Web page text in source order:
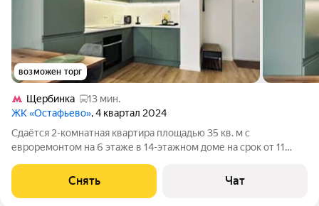
возможен торг
Щербинка
13 мин.
ЖК «Остафьево», 4 квартал 2024
Сдаётся 2-комнатная квартира площадью 35 кв. м с
евроремонтом на 6 этаже в 14-этажном доме на срок от 11
техника и мебель новая. Главные преимущества квартиры: -
Техника «комфорт+»: встроенный
Снять Чат